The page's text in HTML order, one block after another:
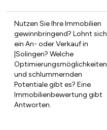
Nutzen Sie Ihre Immobilien
gewinnbringend? Lohnt sich
ein An- oder Verkauf in
|Solingen? Welche
Optimierungsmöglichkeiten
und schlummernden
Potentiale gibt es? Eine
Immobilienbewertung gibt
Antworten.